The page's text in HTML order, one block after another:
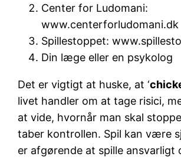
Center for Ludomani:
www.centerforludomani.dk
Spillestoppet:
Din læge eller en psykolog
Det er vigtigt at huske, at ‘
livet handler om at tage risici,
at vide, hvornår man skal
taber kontrollen. Spil kan være
er afgørende at spille ansvarligt